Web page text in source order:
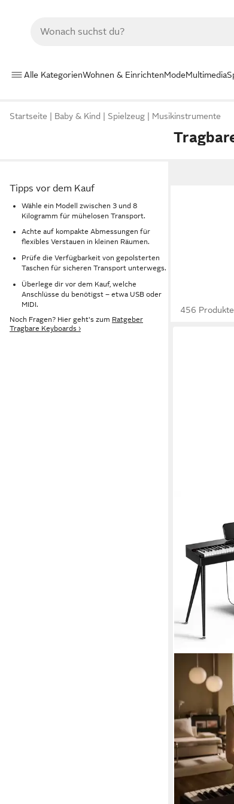
Alle KategorienWohnen & EinrichtenModeMultimedia
Startseite Baby & Kind Spielzeug Musikinstrumente
Tipps vor dem Kauf
Wähle ein Modell zwischen 3 und 8
Kilogramm für mühelosen Transport.
Achte auf kompakte Abmessungen für
flexibles Verstauen in kleinen Räumen.
Prüfe die Verfügbarkeit von gepolsterten
Taschen für sicheren Transport unterwegs.
Überlege dir vor dem Kauf, welche
Anschlüsse du benötigst – etwa USB oder
MIDI.
Noch Fragen? Hier geht's zum Ratgeber
Tragbare Keyboards ›
456 Produkte